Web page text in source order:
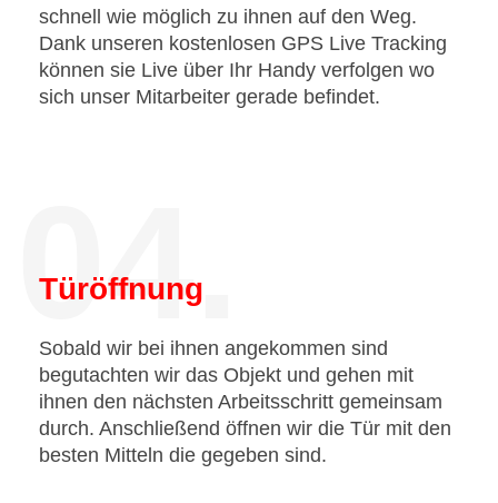
schnell wie möglich zu ihnen auf den Weg.
Dank unseren kostenlosen GPS Live Tracking
können sie Live über Ihr Handy verfolgen wo
sich unser Mitarbeiter gerade befindet.
04.
Türöffnung
Sobald wir bei ihnen angekommen sind
begutachten wir das Objekt und gehen mit
ihnen den nächsten Arbeitsschritt gemeinsam
durch. Anschließend öffnen wir die Tür mit den
besten Mitteln die gegeben sind.